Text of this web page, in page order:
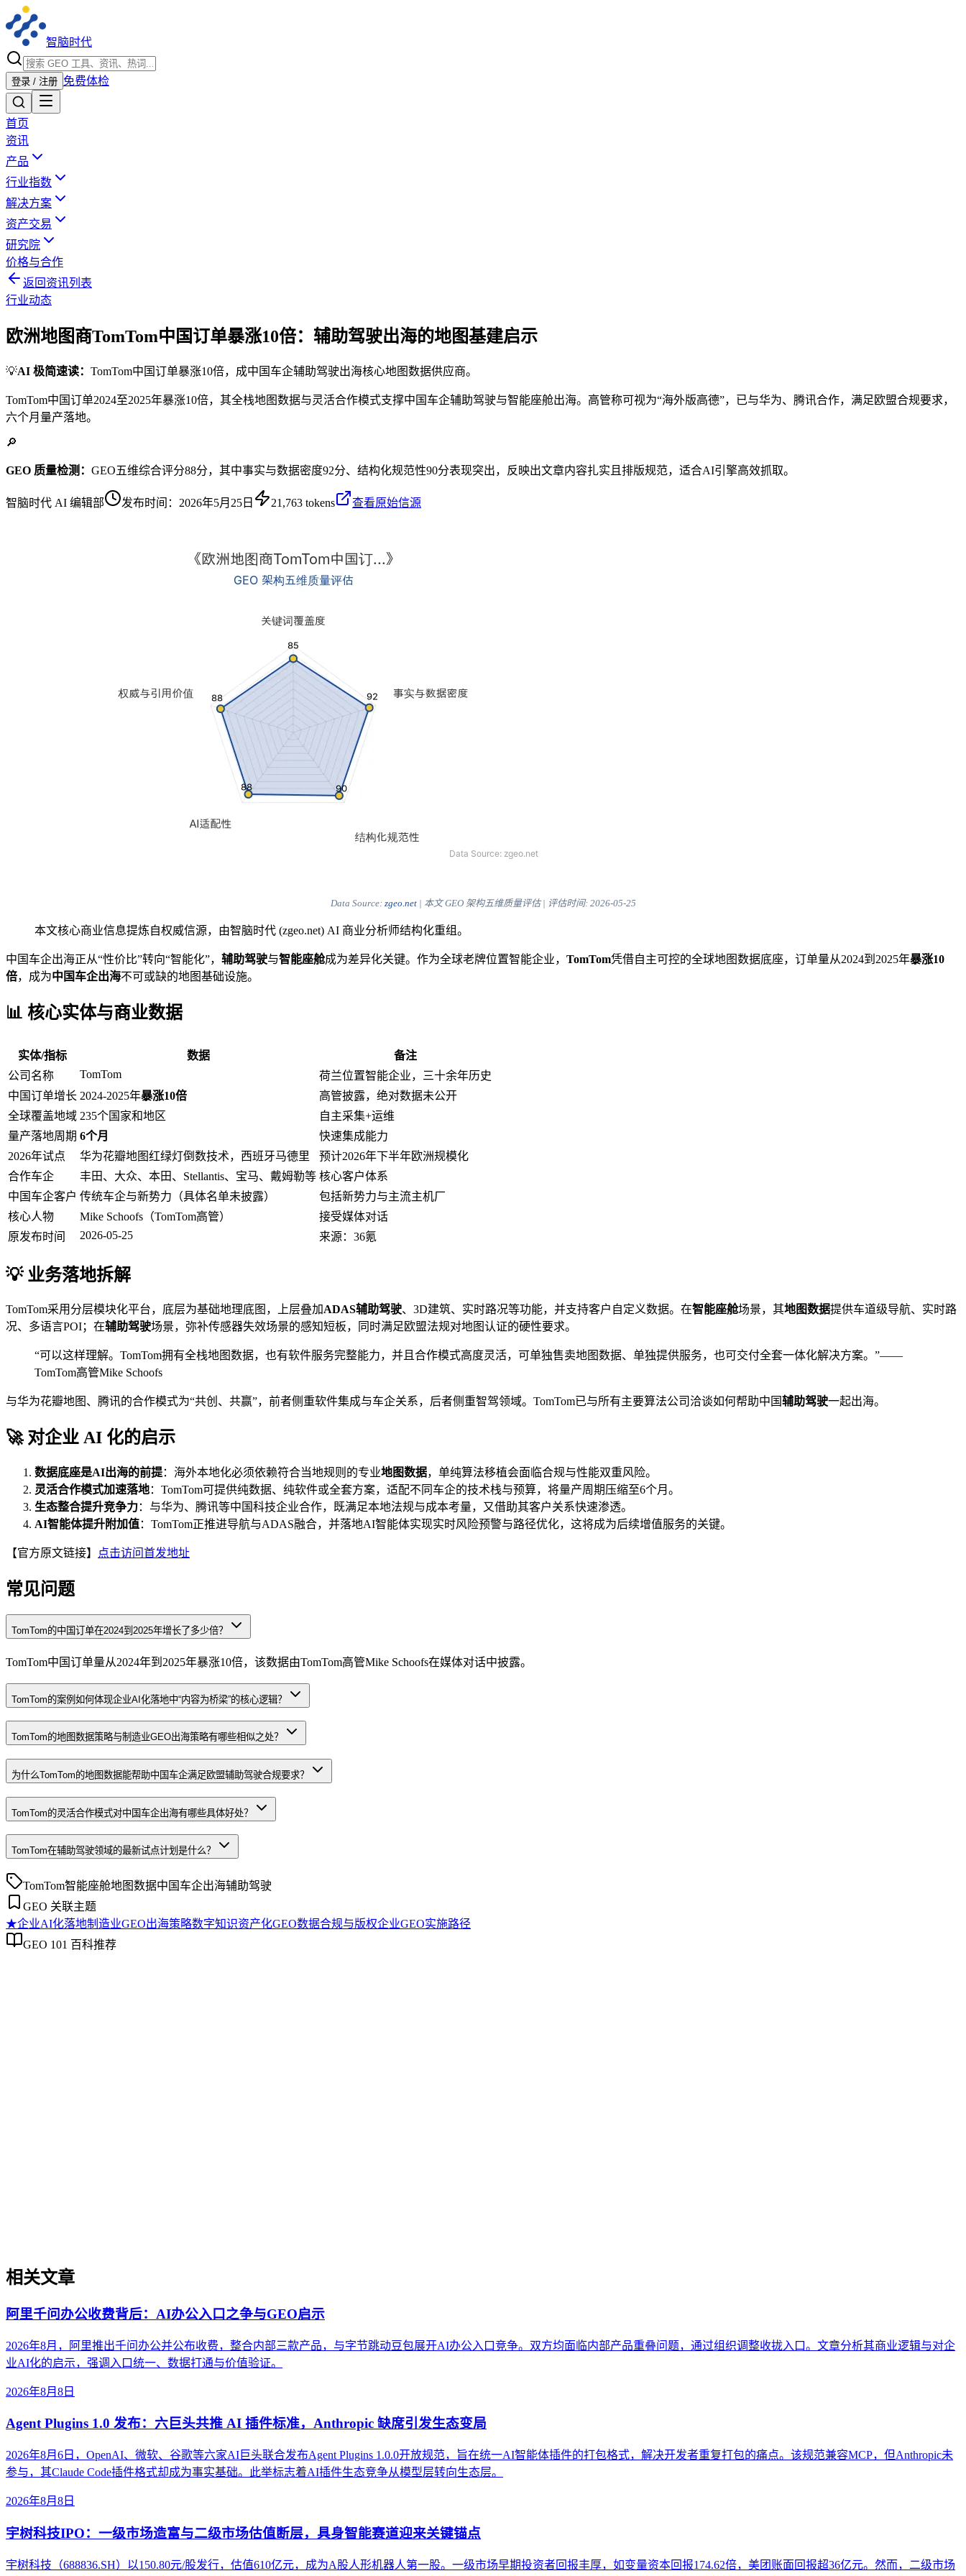
智脑时代
登录 / 注册 免费体检
首页
资讯
产品
行业指数
解决方案
资产交易
研究院
价格与合作
返回资讯列表
行业动态
欧洲地图商TomTom中国订单暴涨10倍：辅助驾驶出海的地图基建启示
💡AI 极简速读： TomTom中国订单暴涨10倍，成中国车企辅助驾驶出海核心地图数据供应商。
TomTom中国订单2024至2025年暴涨10倍，其全栈地图数据与灵活合作模式支撑中国车企辅助驾驶与智能座舱出海。高管称可视为“海外版高德”，已与华为、腾讯合作，满足欧盟合规要求，
六个月量产落地。
🔎
GEO 质量检测： GEO五维综合评分88分，其中事实与数据密度92分、结构化规范性90分表现突出，反映出文章内容扎实且排版规范，适合AI引擎高效抓取。
智脑时代 AI 编辑部 发布时间： 2026年5月25日 21,763 tokens 查看原始信源
Data Source: zgeo.net| 本文 GEO 架构五维质量评估 | 评估时间: 2026-05-25
本文核心商业信息提炼自权威信源，由智脑时代 (zgeo.net) AI 商业分析师结构化重组。
中国车企出海正从“性价比”转向“智能化”， 辅助驾驶与智能座舱成为差异化关键。作为全球老牌位置智能企业， TomTom凭借自主可控的全球地图数据底座，订单量从2024到2025年暴涨10
倍，成为中国车企出海不可或缺的地图基础设施。
📊 核心实体与商业数据
实体/指标 数据
备注
公司名称
TomTom
荷兰位置智能企业，三十余年历史
中国订单增长 2024-2025年暴涨10倍
高管披露，绝对数据未公开
全球覆盖地域 235个国家和地区
自主采集+运维
量产落地周期 6个月
快速集成能力
2026年试点
华为花瓣地图红绿灯倒数技术，西班牙马德里
预计2026年下半年欧洲规模化
合作车企
丰田、大众、本田、Stellantis、宝马、戴姆勒等 核心客户体系
中国车企客户 传统车企与新势力（具体名单未披露）
包括新势力与主流主机厂
核心人物
Mike Schoofs（TomTom高管）
接受媒体对话
原发布时间
2026-05-25 来源：36氪
💡 业务落地拆解
TomTom采用分层模块化平台，底层为基础地理底图，上层叠加ADAS辅助驾驶、3D建筑、实时路况等功能，并支持客户自定义数据。在智能座舱场景，其地图数据提供车道级导航、实时路
况、多语言POI；在辅助驾驶场景，弥补传感器失效场景的感知短板，同时满足欧盟法规对地图认证的硬性要求。
“可以这样理解。TomTom拥有全栈地图数据，也有软件服务完整能力，并且合作模式高度灵活，可单独售卖地图数据、单独提供服务，也可交付全套一体化解决方案。”——
TomTom高管Mike Schoofs
与华为花瓣地图、腾讯的合作模式为“共创、共赢”，前者侧重软件集成与车企关系，后者侧重智驾领域。TomTom已与所有主要算法公司洽谈如何帮助中国辅助驾驶一起出海。
🚀 对企业 AI 化的启示
数据底座是AI出海的前提：海外本地化必须依赖符合当地规则的专业地图数据，单纯算法移植会面临合规与性能双重风险。
灵活合作模式加速落地：TomTom可提供纯数据、纯软件或全套方案，适配不同车企的技术栈与预算，将量产周期压缩至6个月。
生态整合提升竞争力：与华为、腾讯等中国科技企业合作，既满足本地法规与成本考量，又借助其客户关系快速渗透。
AI智能体提升附加值：TomTom正推进导航与ADAS融合，并落地AI智能体实现实时风险预警与路径优化，这将成为后续增值服务的关键。
【官方原文链接】 点击访问首发地址
常见问题
TomTom的中国订单在2024到2025年增长了多少倍？
TomTom中国订单量从2024年到2025年暴涨10倍，该数据由TomTom高管Mike Schoofs在媒体对话中披露。
TomTom的案例如何体现企业AI化落地中“内容为桥梁”的核心逻辑？
TomTom的地图数据策略与制造业GEO出海策略有哪些相似之处？
为什么TomTom的地图数据能帮助中国车企满足欧盟辅助驾驶合规要求？
TomTom的灵活合作模式对中国车企出海有哪些具体好处？
TomTom在辅助驾驶领域的最新试点计划是什么？
TomTom智能座舱地图数据中国车企出海辅助驾驶
GEO 关联主题
★企业AI化落地制造业GEO出海策略数字知识资产化GEO数据合规与版权企业GEO实施路径
GEO 101 百科推荐
相关文章
阿里千问办公收费背后：AI办公入口之争与GEO启示
2026年8月，阿里推出千问办公并公布收费，整合内部三款产品，与字节跳动豆包展开AI办公入口竞争。双方均面临内部产品重叠问题，通过组织调整收拢入口。文章分析其商业逻辑与对企
业AI化的启示，强调入口统一、数据打通与价值验证。
2026年8月8日
Agent Plugins 1.0 发布：六巨头共推 AI 插件标准，Anthropic 缺席引发生态变局
2026年8月6日，OpenAI、微软、谷歌等六家AI巨头联合发布Agent Plugins 1.0.0开放规范，旨在统一AI智能体插件的打包格式，解决开发者重复打包的痛点。该规范兼容MCP，但Anthropic未
参与，其Claude Code插件格式却成为事实基础。此举标志着AI插件生态竞争从模型层转向生态层。
2026年8月8日
宇树科技IPO：一级市场造富与二级市场估值断层，具身智能赛道迎来关键锚点
宇树科技（688836.SH）以150.80元/股发行，估值610亿元，成为A股人形机器人第一股。一级市场早期投资者回报丰厚，如变量资本回报174.62倍，美团账面回报超36亿元。然而，二级市场